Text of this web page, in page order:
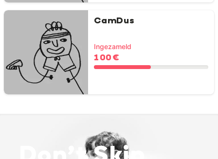
CamDus
Ingezameld
100 €